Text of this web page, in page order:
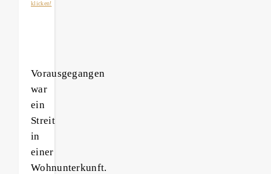
klicken!
Vorausgegangen
war
ein
Streit
in
einer
Wohnunterkunft.